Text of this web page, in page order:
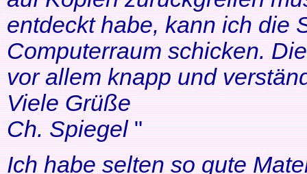
entdeckt habe, kann ich die
Computerraum schicken.
vor allem knapp und
Viele Grüße
Ch. Spiegel"
Ich habe selten so gute